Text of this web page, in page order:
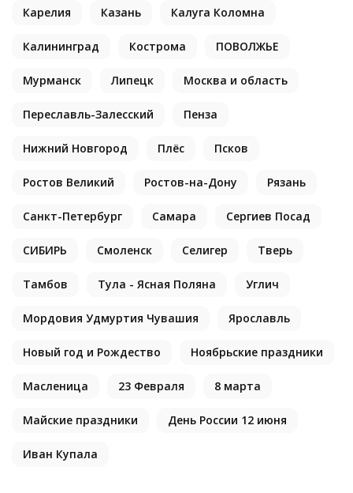
Карелия Казань Калуга Коломна
Калининград Кострома ПОВОЛЖЬЕ
Мурманск Липецк Москва и область
Переславль-Залесский Пенза
Нижний Новгород Плёс Псков
Ростов Великий Ростов-на-Дону Рязань
Санкт-Петербург Самара Сергиев Посад
СИБИРЬ Смоленск Селигер Тверь
Тамбов Тула - Ясная Поляна Углич
Мордовия Удмуртия Чувашия Ярославль
Новый год и Рождество Ноябрьские праздники
Масленица 23 Февраля 8 марта
Майские праздники День России 12 июня
Иван Купала